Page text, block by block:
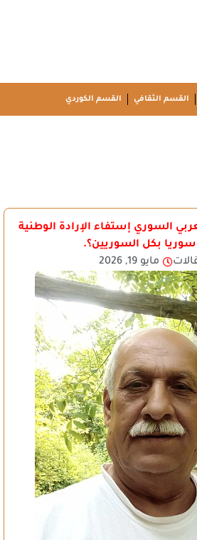
القسم الثقافي القسم الكوردي
السوري إستفاء الإرادة الوطنية
سوريا بكل السوريين؟.
مايو 19, 2026